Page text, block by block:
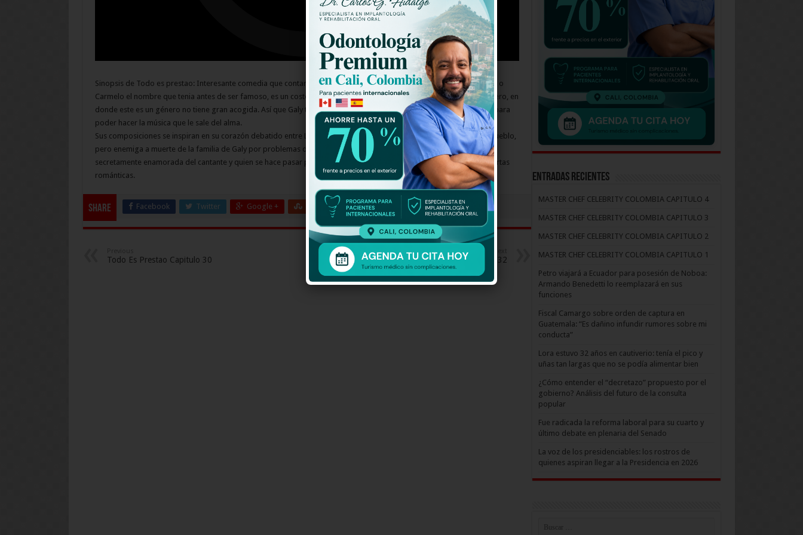
Sinopsis de Todo es prestao: Interesante comedia que contará la vida de Galy Galiano y producida por Dramax, Galy, o
Carmelo el nombre que tenia antes de ser famoso, es un costeño que empieza a hacer baladas en un mundo vallenatero, en
donde este es un género no tiene gran acogida. Así que Galy tendrá que luchar con todos los prejuicios en su contra para
poder hacer la música que le sale del alma.
Sus composiciones se inspiran en su corazón debatido entre Lorena Serrani, la niña más linda y de más alcurnia del pueblo,
pero enemiga a muerte de la familia de Galy por problemas del pasado, y Yamile Cantillo, la fea del pueblo, que está
secretamente enamorada del cantante y quien se hace pasar por Lorena para conquistar su corazón por medio de cartas
románticas.
Share Facebook Twitter Google + Stumbleupon LinkedIn Pinterest
Todo Es Prestao Capitulo 30 Todo Es Prestao Capitulo 32
Entradas recientes
MASTER CHEF CELEBRITY COLOMBIA CAPITULO 4
MASTER CHEF CELEBRITY COLOMBIA CAPITULO 3
MASTER CHEF CELEBRITY COLOMBIA CAPITULO 2
MASTER CHEF CELEBRITY COLOMBIA CAPITULO 1
Petro viajará a Ecuador para posesión de Noboa:
Armando Benedetti lo reemplazará en sus
funciones
Fiscal Camargo sobre orden de captura en
Guatemala: “Es dañino infundir rumores sobre mi
conducta”
Lora estuvo 32 años en cautiverio: tenía el pico y
uñas tan largas que no se podía alimentar bien
¿Cómo entender el “decretazo” propuesto por el
gobierno? Análisis del futuro de la consulta
popular
Fue radicada la reforma laboral para su cuarto y
último debate en plenaria del Senado
La voz de los presidenciables: los rostros de
quienes aspiran llegar a la Presidencia en 2026